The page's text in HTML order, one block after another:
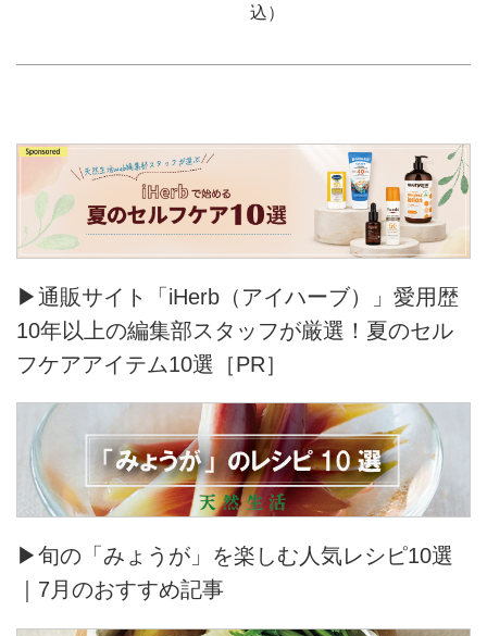
込）
▶通販サイト「iHerb（アイハーブ）」愛用歴
10年以上の編集部スタッフが厳選！夏のセル
フケアアイテム10選［PR］
▶旬の「みょうが」を楽しむ人気レシピ10選
｜7月のおすすめ記事